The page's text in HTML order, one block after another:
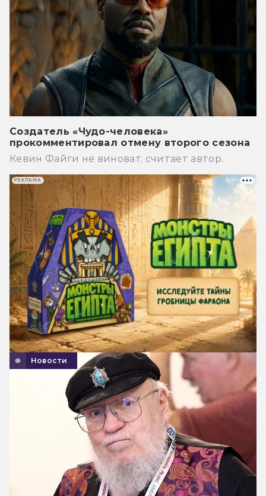
Создатель «Чудо-человека»
прокомментировал отмену второго сезона
Кевин Файги не виноват, считает автор.
Новости
РЕКЛАМА